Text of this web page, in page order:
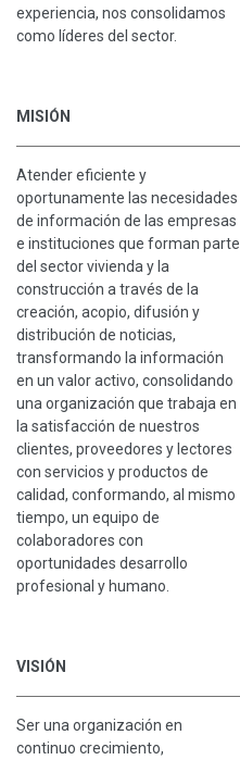
experiencia, nos consolidamos
como líderes del sector.
MISIÓN
Atender eficiente y
oportunamente las necesidades
de información de las empresas
e instituciones que forman parte
del sector vivienda y la
construcción a través de la
creación, acopio, difusión y
distribución de noticias,
transformando la información
en un valor activo, consolidando
una organización que trabaja en
la satisfacción de nuestros
clientes, proveedores y lectores
con servicios y productos de
calidad, conformando, al mismo
tiempo, un equipo de
colaboradores con
oportunidades desarrollo
profesional y humano.
VISIÓN
Ser una organización en
continuo crecimiento,